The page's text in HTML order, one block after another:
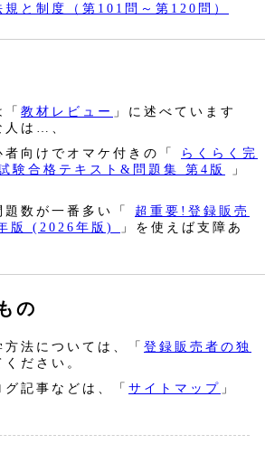
と制度（第101問～第120問）
教材レビュー 」に述べています
人は…、
向けでオマケ付きの「
らくらく完
験合格テキスト&問題集 第4版
」
数が一番多い「
超重要!登録販売
版 (2026年版)
」を使えば支障あ
の
法については、「 登録販売者の独
ださい。
記事などは、「 サイトマップ 」